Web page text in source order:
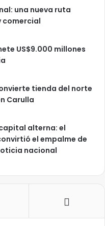
una nueva ruta
comercial
US$9.000 millones
tienda del norte
Carulla
alterna: el
el empalme de
nacional